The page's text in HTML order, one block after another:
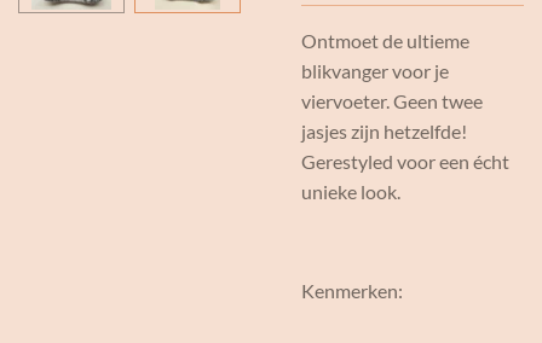
Ontmoet de ultieme
blikvanger voor je
viervoeter. Geen twee
jasjes zijn hetzelfde!
Gerestyled voor een écht
unieke look.
Kenmerken: